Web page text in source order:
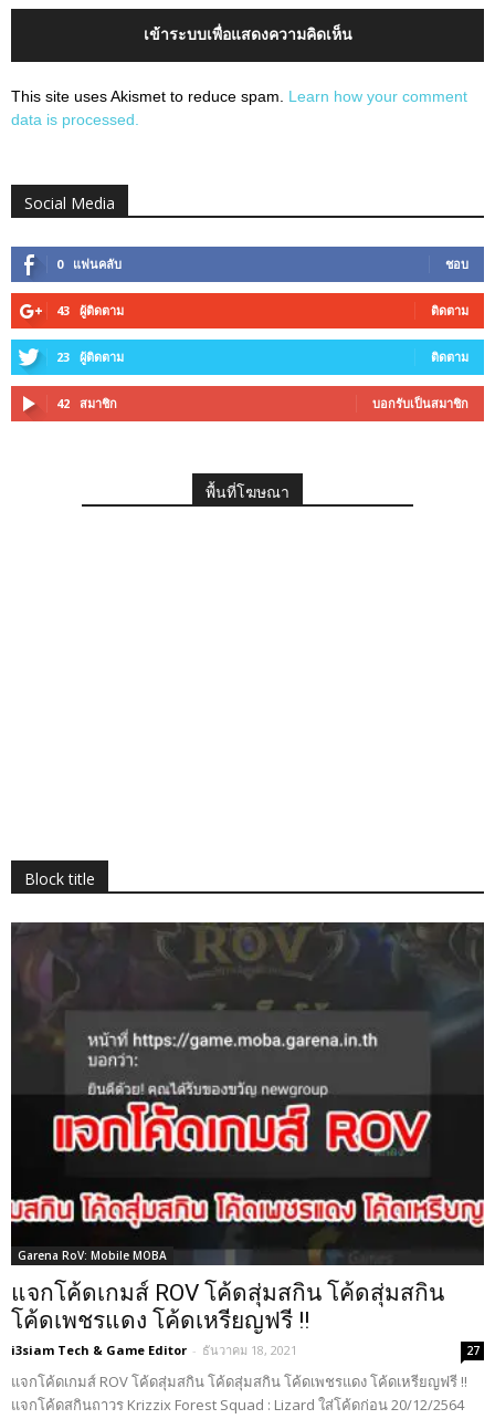
เข้าระบบเพื่อแสดงความคิดเห็น
This site uses Akismet to reduce spam. Learn how your comment
data is processed.
Social Media
0 แฟนคลับ ชอบ
43 ผู้ติดตาม ติดตาม
23 ผู้ติดตาม ติดตาม
42 สมาชิก บอกรับเป็นสมาชิก
พื้นที่โฆษณา
Block title
Garena RoV: Mobile MOBA
แจกโค้ดเกมส์ ROV โค้ดสุ่มสกิน โค้ดสุ่มสกิน
โค้ดเพชรแดง โค้ดเหรียญฟรี !!
i3siam Tech & Game Editor - ธันวาคม 18, 2021 27
แจกโค้ดเกมส์ ROV โค้ดสุ่มสกิน โค้ดสุ่มสกิน โค้ดเพชรแดง โค้ดเหรียญฟรี !!
แจกโค้ดสกินถาวร Krizzix Forest Squad : Lizard ใส่โค้ดก่อน 20/12/2564